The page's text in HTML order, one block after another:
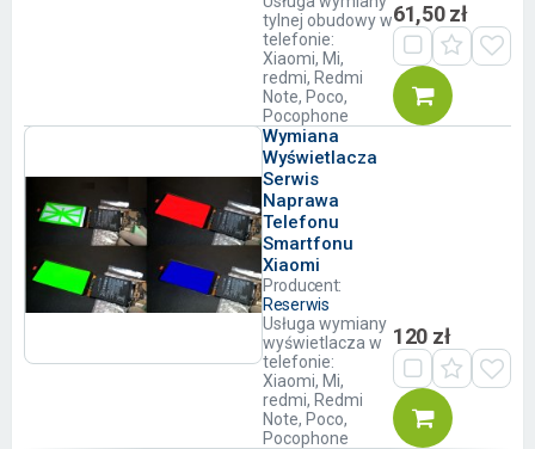
tylnej obudowy w
telefonie:
Xiaomi, Mi,
redmi, Redmi
Note, Poco,
Pocophone
61,50 zł
Wymiana
Wyświetlacza
Serwis
Naprawa
Telefonu
Smartfonu
Xiaomi
Producent:
Reserwis
Usługa wymiany
wyświetlacza w
telefonie:
Xiaomi, Mi,
redmi, Redmi
Note, Poco,
Pocophone
120 zł